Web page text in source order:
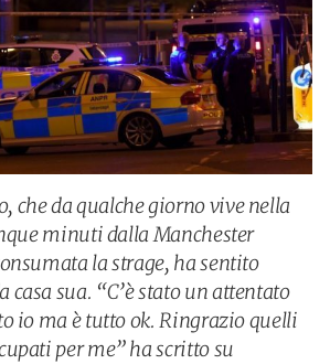
che da qualche giorno vive nella
minuti dalla Manchester
la strage, ha sentito
casa sua. “C’è stato un attentato
io ma è tutto ok. Ringrazio quelli
per me” ha scritto su